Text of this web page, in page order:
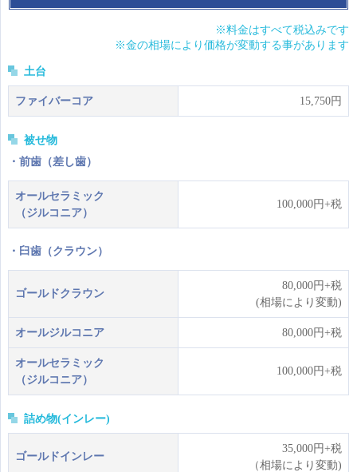
※料金はすべて税込みです
※金の相場により価格が変動する事があります
土台
ファイバーコア 15,750円
被せ物
・前歯（差し歯）
オールセラミック
（ジルコニア）
100,000円+税
・臼歯（クラウン）
ゴールドクラウン
80,000円+税
(相場により変動)
オールジルコニア 80,000円+税
オールセラミック
（ジルコニア）
100,000円+税
詰め物(インレー)
ゴールドインレー
35,000円+税
（相場により変動)